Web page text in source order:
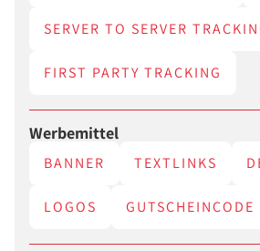
SERVER TO SERVER
FIRST PARTY TRACKING
Werbemittel
BANNER TEXTLINKS
LOGOS GUTSCHEINCODE